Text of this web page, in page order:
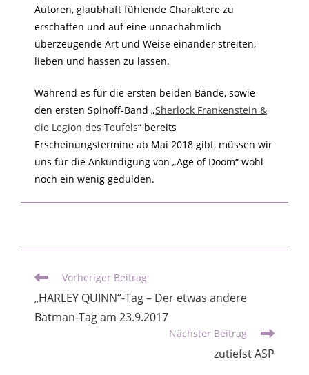
Autoren, glaubhaft fühlende Charaktere zu
erschaffen und auf eine unnachahmlich
überzeugende Art und Weise einander streiten,
lieben und hassen zu lassen.
Während es für die ersten beiden Bände, sowie
den ersten Spinoff-Band „Sherlock Frankenstein &
die Legion des Teufels“ bereits
Erscheinungstermine ab Mai 2018 gibt, müssen wir
uns für die Ankündigung von „Age of Doom“ wohl
noch ein wenig gedulden.
Vorheriger Beitrag
„HARLEY QUINN“-Tag – Der etwas andere
Batman-Tag am 23.9.2017
Nächster Beitrag
zutiefst ASP